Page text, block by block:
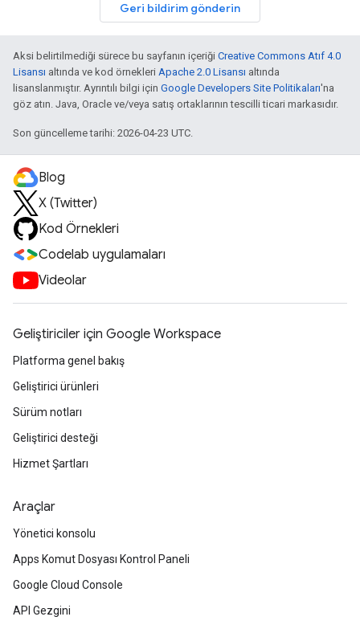
Geri bildirim gönderin
Aksi belirtilmediği sürece bu sayfanın içeriği Creative Commons Atıf 4.0
Lisansı altında ve kod örnekleri Apache 2.0 Lisansı altında
lisanslanmıştır. Ayrıntılı bilgi için Google Developers Site Politikaları'na
göz atın. Java, Oracle ve/veya satış ortaklarının tescilli ticari markasıdır.
Son güncelleme tarihi: 2026-04-23 UTC.
Blog
X (Twitter)
Kod Örnekleri
Codelab uygulamaları
Videolar
Geliştiriciler için Google Workspace
Platforma genel bakış
Geliştirici ürünleri
Sürüm notları
Geliştirici desteği
Hizmet Şartları
Araçlar
Yönetici konsolu
Apps Komut Dosyası Kontrol Paneli
Google Cloud Console
API Gezgini